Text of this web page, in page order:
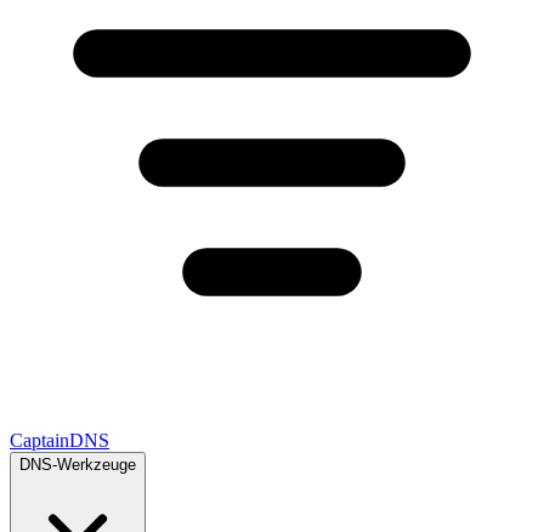
CaptainDNS
DNS-Werkzeuge